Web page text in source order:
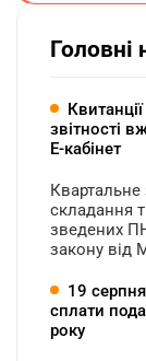
Головні
звітності
Е-кабінет
складання
зведених
закону від
19
сплати
року